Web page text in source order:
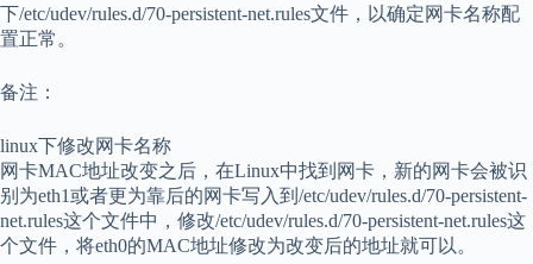
下/etc/udev/rules.d/70-persistent-net.rules文件，以确定网卡名称配
置正常。
备注：
linux下修改网卡名称
网卡MAC地址改变之后，在Linux中找到网卡，新的网卡会被识
别为eth1或者更为靠后的网卡写入到/etc/udev/rules.d/70-persistent-
net.rules这个文件中，修改/etc/udev/rules.d/70-persistent-net.rules这
个文件，将eth0的MAC地址修改为改变后的地址就可以。